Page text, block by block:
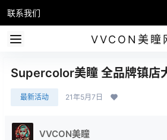
联系我们
VVCON美瞳
Supercolor美瞳 全品牌镇店
最新活动 21年5月7日
VVCON美瞳